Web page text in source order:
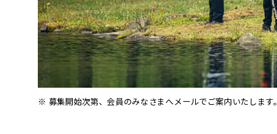
募集開始次第、会員のみなさまへメールでご案内いたします。